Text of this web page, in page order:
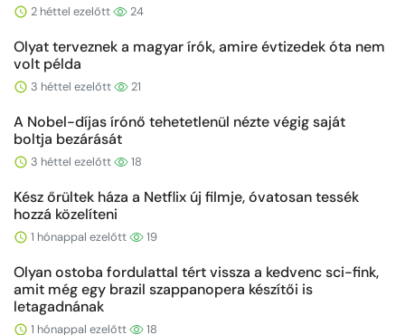
2 héttel ezelőtt 24
Olyat terveznek a magyar írók, amire évtizedek óta nem
volt példa
3 héttel ezelőtt 21
A Nobel-díjas írónő tehetetlenül nézte végig saját
boltja bezárását
3 héttel ezelőtt 18
Kész őrültek háza a Netflix új filmje, óvatosan tessék
hozzá közelíteni
1 hónappal ezelőtt 19
Olyan ostoba fordulattal tért vissza a kedvenc sci-fink,
amit még egy brazil szappanopera készítői is
letagadnának
1 hónappal ezelőtt 18